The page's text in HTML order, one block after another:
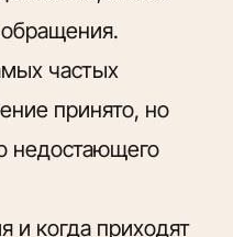
частых
принято, но
недостающего
и когда приходят